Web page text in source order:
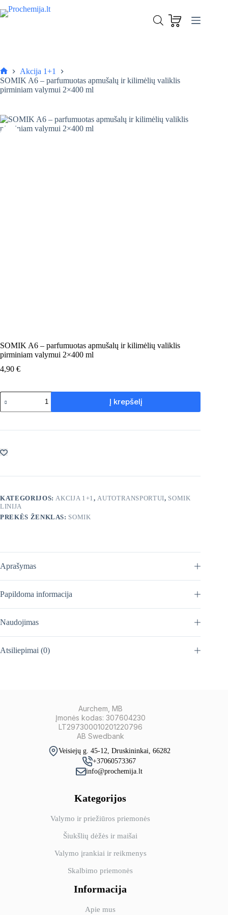
to
Į krepšelį
Pagrindinis
Akcija 1+1
SOMIK A6 – parfumuotas apmušalų ir kilimėlių valiklis
pirminiam valymui 2×400 ml
SOMIK A6 – parfumuotas apmušalų ir kilimėlių valiklis
pirminiam valymui 2×400 ml
4,90 €
produkto
kiekis:
SOMIK
–
ir
2×400
ml
Į krepšelį
KATEGORIJOS: AKCIJA 1+1 , AUTOTRANSPORTUI, SOMIK
LINIJA
PREKĖS ŽENKLAS: SOMIK
Aprašymas
Papildoma informacija
Naudojimas
Atsiliepimai (0)
Aurchem, MB
Įmonės kodas: 307604230
LT297300010201220796
AB Swedbank
Veisiejų g. 45-12, Druskininkai, 66282
+37060573367
info@prochemija.lt
Kategorijos
Valymo ir priežiūros priemonės
Šiukšlių dėžės ir maišai
Valymo įrankiai ir reikmenys
Skalbimo priemonės
Informacija
Apie mus